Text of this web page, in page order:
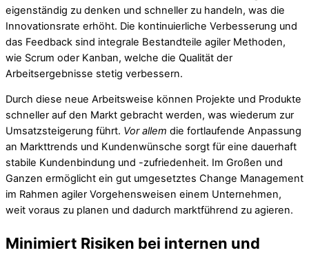
eigenständig zu denken und schneller zu handeln, was die
Innovationsrate erhöht. Die kontinuierliche Verbesserung und
das Feedback sind integrale Bestandteile agiler Methoden,
wie Scrum oder Kanban, welche die Qualität der
Arbeitsergebnisse stetig verbessern.
Durch diese neue Arbeitsweise können Projekte und Produkte
schneller auf den Markt gebracht werden, was wiederum zur
Umsatzsteigerung führt. Vor allem die fortlaufende Anpassung
an Markttrends und Kundenwünsche sorgt für eine dauerhaft
stabile Kundenbindung und -zufriedenheit. Im Großen und
Ganzen ermöglicht ein gut umgesetztes Change Management
im Rahmen agiler Vorgehensweisen einem Unternehmen,
weit voraus zu planen und dadurch marktführend zu agieren.
Minimiert Risiken bei internen und